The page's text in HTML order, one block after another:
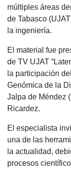
múltiples áreas
de Tabasco
la ingeniería.
El material fue
de TV UJAT
la participación
Genómica de la
Jalpa de Méndez
Ricardez.
El especialista
una de las
la actualidad,
procesos